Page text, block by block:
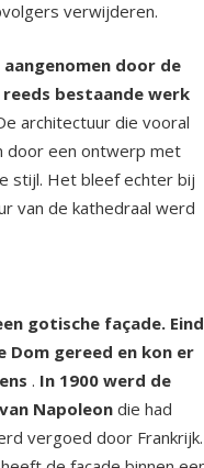
verwijderen.
door de
bestaande werk
architectuur die vooral
door een ontwerp met
stijl. Het bleef echter bij
van de kathedraal werd
gotische façade. Eind
Dom gereed en kon er
. In 1900 werd de
Napoleondie had
vergoed door Frankrijk.